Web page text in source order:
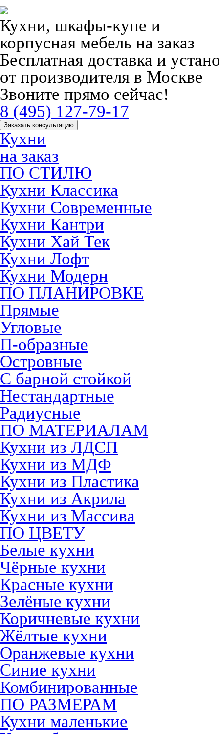
Кухни, шкафы-купе и
корпусная мебель на заказ
Бесплатная доставка и
от производителя в Москве
Звоните прямо сейчас!
8 (495) 127-79-17
Заказать консультацию
Кухни
на заказ
ПО СТИЛЮ
Кухни Классика
Кухни Современные
Кухни Кантри
Кухни Хай Тек
Кухни Лофт
Кухни Модерн
ПО ПЛАНИРОВКЕ
Прямые
Угловые
П-образные
Островные
С барной стойкой
Нестандартные
Радиусные
ПО МАТЕРИАЛАМ
Кухни из ЛДСП
Кухни из МДФ
Кухни из Пластика
Кухни из Акрила
Кухни из Массива
ПО ЦВЕТУ
Белые кухни
Чёрные кухни
Красные кухни
Зелёные кухни
Коричневые кухни
Жёлтые кухни
Оранжевые кухни
Синие кухни
Комбинированные
ПО РАЗМЕРАМ
Кухни маленькие